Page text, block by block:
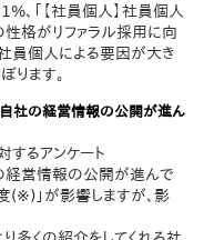
、「【社員個人】社員個人
性格がリファラル採用に向
員個人による要因が大き
ります。
社の経営情報の公開が進ん
るアンケート
経営情報の公開が進んで
(※)」が影響しますが、影